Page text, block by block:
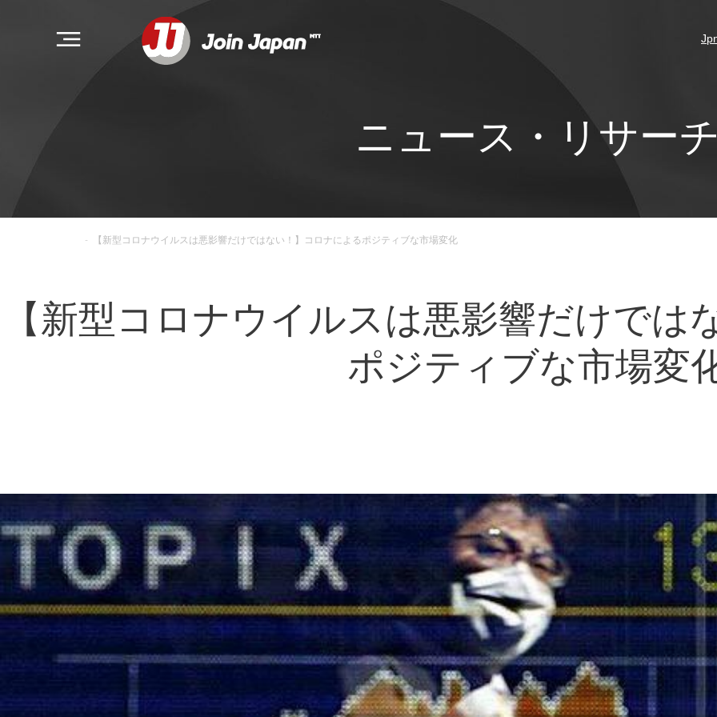
ニュース・リサー
- 【新型コロナウイルスは悪影響だけではない！】コロナによるポジティブな市場変化
【新型コロナウイルスは悪影響だけでは
ポジティブな市場変